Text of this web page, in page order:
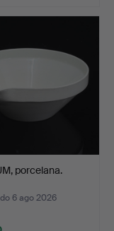
porcelana.
6 ago 2026